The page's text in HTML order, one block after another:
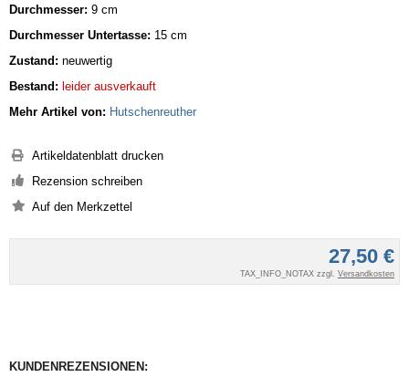
27,50 €
TAX_INFO_NOTAX zzgl. Versandkosten
Durchmesser: 9 cm
Durchmesser Untertasse: 15 cm
Zustand: neuwertig
Bestand: leider ausverkauft
Mehr Artikel von: Hutschenreuther
Artikeldatenblatt drucken
Rezension schreiben
KUNDENREZENSIONEN: